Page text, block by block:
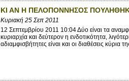
ΚΙ ΑΝ Η ΠΕΛΟΠΟΝΝΗΣΟΣ
Κυριακή 25 Σεπ 2011
12 Σεπτεμβρίου 2011 10:04 Δύο είναι τα
κυριαρχία και δεύτερον η ενδοτικότητα,
αδιαμφισβήτητες είναι και οι διαθέσεις κύρια